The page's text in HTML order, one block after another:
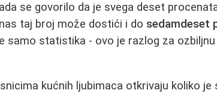
se govorilo da je svega deset
taj broj može dostići i do sedamdeset
samo statistika - ovo je razlog za
kućnih ljubimaca otkrivaju koliko je